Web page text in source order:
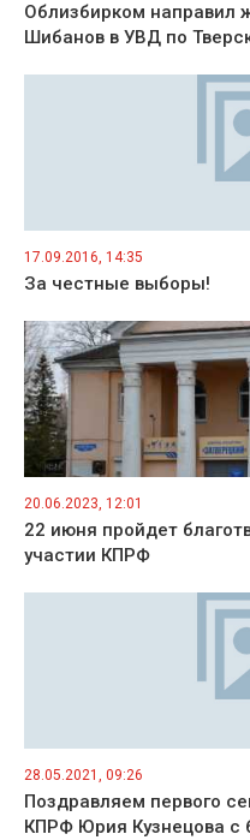
Облизбирком направил
Шибанов в УВД по
17.09.2016, 14:35
За честные выборы!
20.06.2023, 12:01
22 июня пройдет
участии КПРФ
28.05.2021, 09:26
Поздравляем первого
КПРФ Юрия Кузнецова с